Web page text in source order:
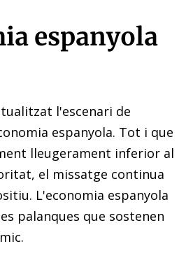
espanyola
l'escenari de
espanyola. Tot i que
lleugerament inferior al
el missatge continua
L'economia espanyola
palanques que sostenen